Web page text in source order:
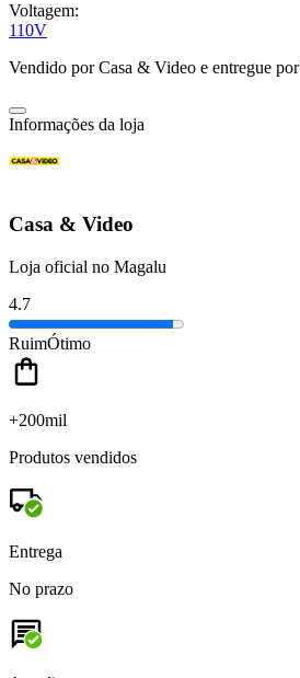
Voltagem:
110V
Vendido porCasa & Video e entregue por
Informações da loja
Casa & Video
Loja oficial no Magalu
4.7
RuimÓtimo
+200mil
Produtos vendidos
Entrega
No prazo